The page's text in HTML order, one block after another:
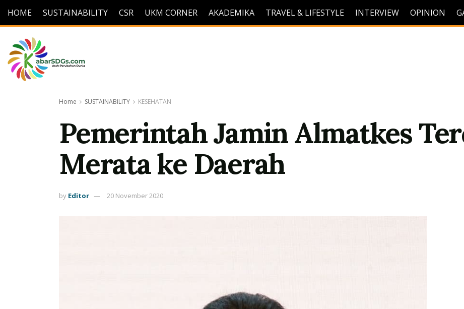
HOME SUSTAINABILITY CSR UKM CORNER AKADEMIKA TRAVEL & LIFESTYLE INTERVIEW OPINION
Home SUSTAINABILITY KESEHATAN
Pemerintah Jamin Almatkes
Merata ke Daerah
by Editor 20 November 2020